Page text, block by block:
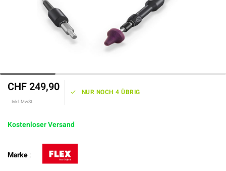
CHF 249,90
Inkl. MwSt.
NUR NOCH 4 ÜBRIG
Kostenloser Versand
Marke: